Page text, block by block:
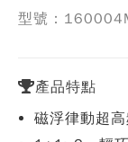
型號：
產品特點
磁浮律動超